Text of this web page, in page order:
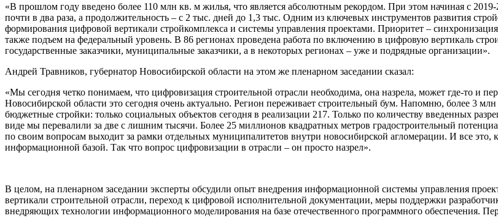
«В прошлом году введено более 110 млн кв. м жилья, что является абсолютным рекордом. При этом начиная с
почти в два раза, а продолжительность – с 2 тыс. дней до 1,3 тыс. Одним из ключевых инструментов развития
формирования цифровой вертикали стройкомплекса и системы управления проектами. Приоритет –
также подъем на федеральный уровень. В 86 регионах проведена работа по включению в цифровую вертикаль
государственные заказчики, муниципальные заказчики, а в некоторых регионах – уже и подрядные организации».
Андрей Травников, губернатор Новосибирской области на этом же пленарном заседании сказал:
«Мы сегодня четко понимаем, что цифровизация строительной отрасли необходима, она назрела, может где-то и
Новосибирской области это сегодня очень актуально. Регион переживает строительный бум. Напомню, более 3
бюджетные стройки: только социальных объектов сегодня в реализации 217. Только по количеству введенных
виде мы перевалили за две с лишним тысячи. Более 25 миллионов квадратных метров градостроительный
по своим вопросам выходит за рамки отдельных муниципалитетов внутри новосибирской агломерации. И все это,
информационной базой. Так что вопрос цифровизации в отрасли – он просто назрел».
В целом, на пленарном заседании эксперты обсудили опыт внедрения информационной системы управления
вертикали строительной отрасли, переход к цифровой исполнительной документации, меры поддержки
внедряющих технологии информационного моделирования на базе отечественного программного обеспечения.